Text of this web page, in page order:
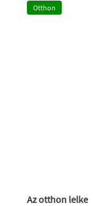
Otthon
Az otthon lelke